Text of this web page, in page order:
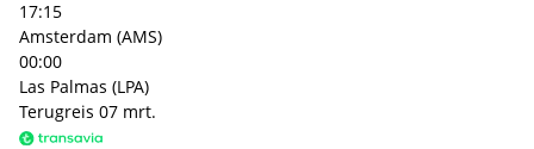
17:15
Amsterdam (AMS)
00:00
Las Palmas (LPA)
Terugreis 07 mrt.